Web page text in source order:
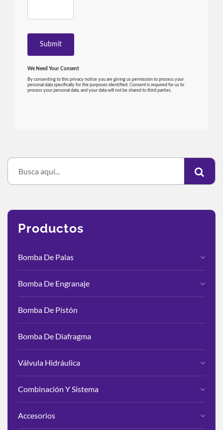
Productos
Bomba De Palas
Bomba De Engranaje
Bomba De Pistón
Bomba De Diafragma
Válvula Hidráulica
Combinación Y Sistema
Accesorios